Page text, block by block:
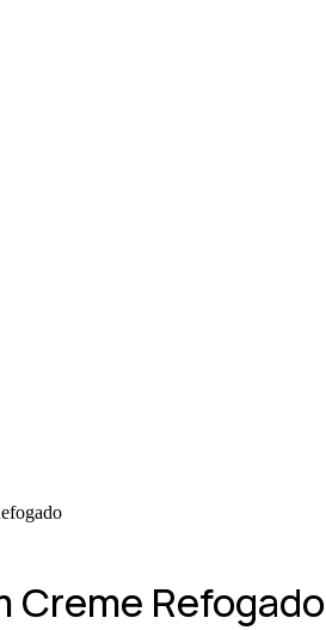
Creme Refogado